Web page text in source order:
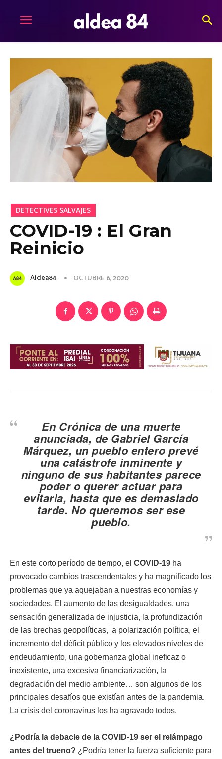
DETECTIVES SALVAJES
COVID-19 : El Gran
Reinicio
Aldea84 OCTUBRE 6, 2020
En Crónica de una muerte
anunciada, de Gabriel García
Márquez, un pueblo entero prevé
una catástrofe inminente y
ninguno de sus habitantes parece
poder o querer actuar para
evitarla, hasta que es demasiado
tarde. No queremos ser ese
pueblo.
En este corto período de tiempo, el COVID-19 ha
provocado cambios trascendentales y ha magnificado los
problemas que ya aquejaban a nuestras economías y
sociedades. El aumento de las desigualdades, una
sensación generalizada de injusticia, la profundización
de las brechas geopolíticas, la polarización política, el
incremento del déficit público y los elevados niveles de
endeudamiento, una gobernanza global ineficaz o
inexistente, una excesiva financiarización, la
degradación del medio ambiente… son algunos de los
principales desafíos que existían antes de la pandemia.
La crisis del coronavirus los ha agravado todos.
¿Podría la debacle de la COVID-19 ser el relámpago
antes del trueno? ¿Podría tener la fuerza suficiente para